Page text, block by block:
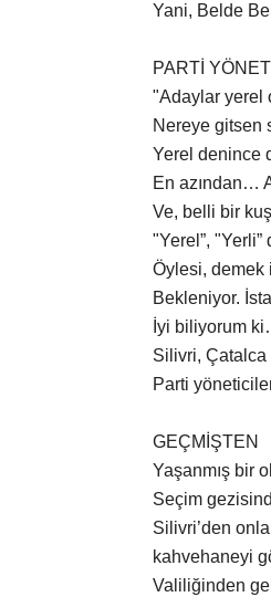
Yani, Belde
PARTİ
"Adaylar yerel
Nereye
Yerel denince
En azından…
Ve, belli bir
"Yerel”, "Yerli”
Öylesi,
Bekleniyor.
İyi biliyorum
Silivri, Çatalca
Parti
GEÇMİŞTEN
Yaşanmış bir
Seçim
Silivri’den
kahvehaneyi
Valiliğinden